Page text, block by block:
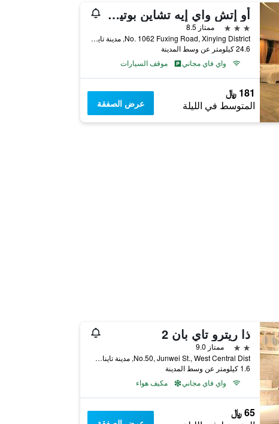
أو إتش واي إيه تشاين بوتيك موتل - زيني ينج
3 نجوم
ممتاز 8.5
No. 1062 Fuxing Road, Xinying District, مدينة تاينان, تايوان
24.6 كيلومتر عن وسط المدينة
واي فاي مجاني
موقف السيارات
181 ﷼
المتوسط في الليلة عرض الصفقة
ذا ريترو تاي بان 2
2 نجمتين
ممتاز 9.0
No.50, Junwei St., West Central Dist, مدينة تاينان, تايوان
1.6 كيلومتر عن وسط المدينة
واي فاي مجاني
مكيف هواء
65 ﷼